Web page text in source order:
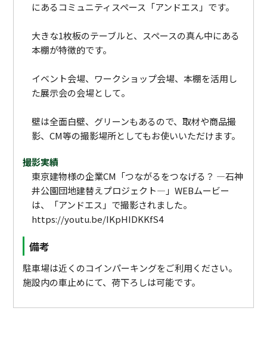
にあるコミュニティスペース「アンドエス」です。
大きな1枚板のテーブルと、スペースの真ん中にある
本棚が特徴的です。
イベント会場、ワークショップ会場、本棚を活用し
た展示会の会場として。
壁は全面白壁、グリーンもあるので、取材や商品撮
影、CM等の撮影場所としてもお使いいただけます。
撮影実績
東京建物様の企業CM「つながるをつなげる？ ―石神
井公園団地建替えプロジェクト―」WEBムービー
は、「アンドエス」で撮影されました。
https://youtu.be/IKpHIDKKfS4
備考
駐車場は近くのコインパーキングをご利用ください。
施設内の車止めにて、荷下ろしは可能です。